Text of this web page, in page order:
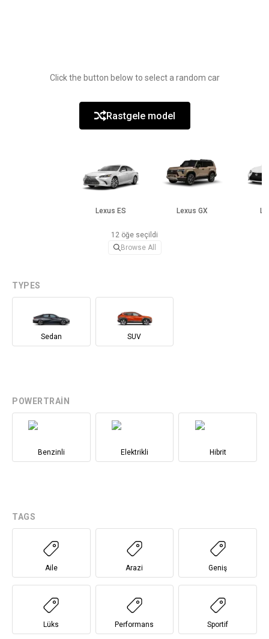
Click the button below to select a random car
Rastgele model
Lexus ES Lexus GX
12 öğe seçildi
Browse All
TYPES
Sedan SUV
POWERTRAIN
Benzinli Elektrikli Hibrit
TAGS
Aile Arazi Geniş
Lüks Performans Sportif